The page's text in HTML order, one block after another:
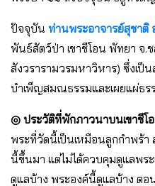
ปัจจุบัน ท่านพระอาจารย์สุชาติ
พันธ์สัตว์ป่า เขาชีโอน พัทยา จ
สังวรารามวรมหาวิหาร) ซึ่งเป็
บำเพ็ญสมณธรรมและเผยแผ่ธร
◎ ประวัติที่พักภาวนาบนเขาชีโ
พระที่วัดนี้เป็นเหมือนลูกกำพร้า
นี้ขึ้นมา แต่ไม่ได้ควบคุมดูแลพร
ดูแลบ้าง พระองค์นี้ดูแลบ้าง ตอ